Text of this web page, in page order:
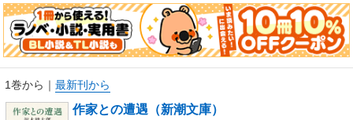
1巻から ｜ 最新刊から
作家との遭遇（新潮文庫）